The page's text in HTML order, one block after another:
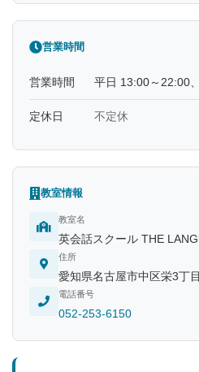
営業時間
営業時間 平日 13:00～22:00
定休日 不定休
教室情報
教室名
英会話スクール THE
住所
愛知県名古屋市中区栄3丁
電話番号
052-253-6150